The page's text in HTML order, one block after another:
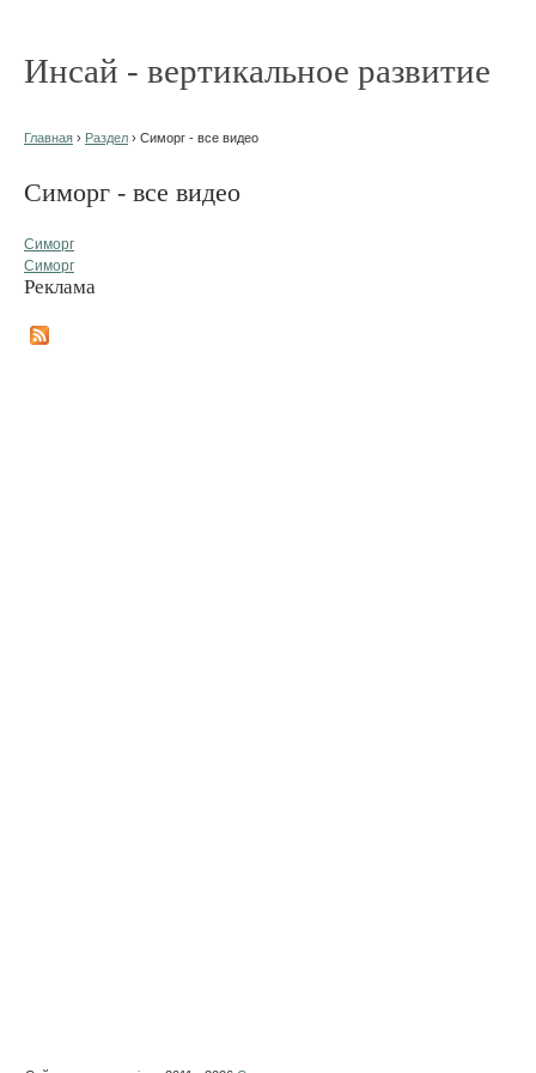
Инсай - вертикальное развитие
Главная › Раздел › Симорг - все видео
Симорг - все видео
Симорг
Симорг
Реклама